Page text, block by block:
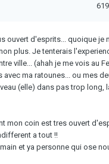
ouvert d'esprits... quoique je
plus. Je tenterais
ville... (ahah je me vois au
ma ratounes... ou mes
(elle) dans pas trop long,
mon coin est tres ouvert
a tout !!
et ya personne qui ose